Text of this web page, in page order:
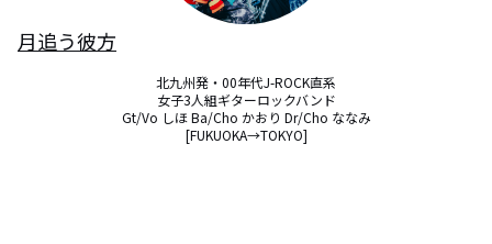
月追う彼方
北九州発・00年代J-ROCK直系
女子3人組ギターロックバンド
Gt/Vo しほ Ba/Cho かおり Dr/Cho ななみ
[FUKUOKA→TOKYO]